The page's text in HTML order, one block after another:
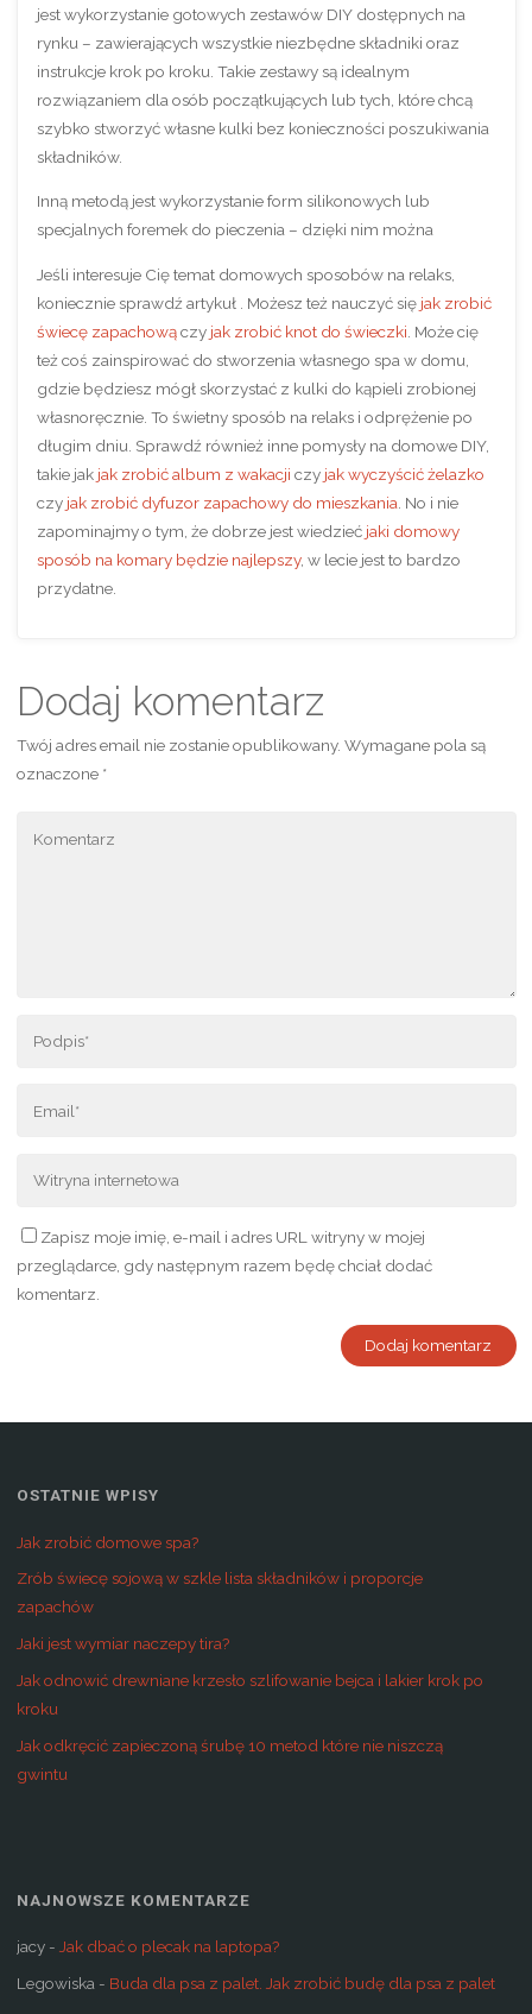
jest wykorzystanie gotowych zestawów DIY dostępnych na
rynku – zawierających wszystkie niezbędne składniki oraz
instrukcje krok po kroku. Takie zestawy są idealnym
rozwiązaniem dla osób początkujących lub tych, które chcą
szybko stworzyć własne kulki bez konieczności poszukiwania
składników.
Inną metodą jest wykorzystanie form silikonowych lub
specjalnych foremek do pieczenia – dzięki nim można
Jeśli interesuje Cię temat domowych sposobów na relaks,
koniecznie sprawdź artykuł . Możesz też nauczyć się jak zrobić
świecę zapachowączy jak zrobić knot do świeczki . Może cię
też coś zainspirować do stworzenia własnego spa w domu,
gdzie będziesz mógł skorzystać z kulki do kąpieli zrobionej
własnoręcznie. To świetny sposób na relaks i odprężenie po
długim dniu. Sprawdź również inne pomysły na domowe DIY,
takie jak jak zrobić album z wakacji czy jak wyczyścić żelazko
czy jak zrobić dyfuzor zapachowy do mieszkania . No i nie
zapominajmy o tym, że dobrze jest wiedzieć jaki domowy
sposób na komary będzie najlepszy, w lecie jest to bardzo
przydatne.
Dodaj komentarz
Twój adres email nie zostanie opublikowany. Wymagane pola są
oznaczone *
Zapisz moje imię, e-mail i adres URL witryny w mojej
przeglądarce, gdy następnym razem będę chciał dodać
komentarz.
OSTATNIE WPISY
Jak zrobić domowe spa?
Zrób świecę sojową w szkle lista składników i proporcje
zapachów
Jaki jest wymiar naczepy tira?
Jak odnowić drewniane krzesło szlifowanie bejca i lakier krok po
kroku
Jak odkręcić zapieczoną śrubę 10 metod które nie niszczą
gwintu
NAJNOWSZE KOMENTARZE
jacy- Jak dbać o plecak na laptopa?
Legowiska - Buda dla psa z palet. Jak zrobić budę dla psa z palet